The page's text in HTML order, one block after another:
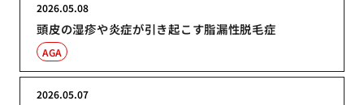
頭皮の湿疹や炎症が引き起こす脂漏性脱毛症
2026.05.08
AGA
2026.05.07